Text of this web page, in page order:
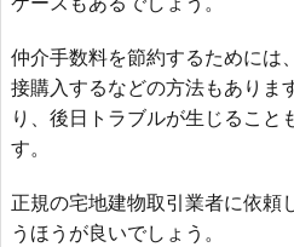
仲介手数料を節約するためには
接購入するなどの方法もありま
り、後日トラブルが生じること
す。
正規の宅地建物取引業者に依頼
うほうが良いでしょう。